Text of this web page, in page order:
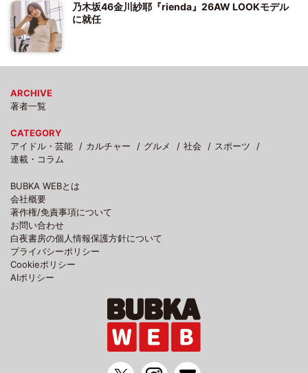
乃木坂46金川紗耶『rienda』26AW LOOKモデル
に就任
ARCHIVE
著者一覧
CATEGORY
アイドル・芸能
カルチャー グルメ 社会
スポーツ
連載・コラム
BUBKA WEBとは
会社概要
著作権/免責事項について
お問い合わせ
白夜書房の個人情報保護方針について
プライバシーポリシー
Cookieポリシー
AIポリシー